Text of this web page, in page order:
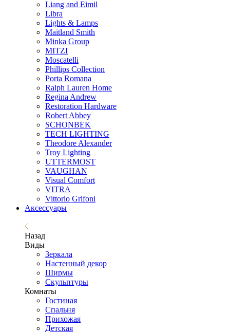
Liang and Eimil
Libra
Lights & Lamps
Maitland Smith
Minka Group
MITZI
Moscatelli
Phillips Collection
Porta Romana
Ralph Lauren Home
Regina Andrew
Restoration Hardware
Robert Abbey
SCHONBEK
TECH LIGHTING
Theodore Alexander
Troy Lighting
UTTERMOST
VAUGHAN
Visual Comfort
VITRA
Vittorio Grifoni
Аксессуары
Назад
Виды
Зеркала
Настенный декор
Ширмы
Скульптуры
Комнаты
Гостиная
Спальня
Прихожая
Детская